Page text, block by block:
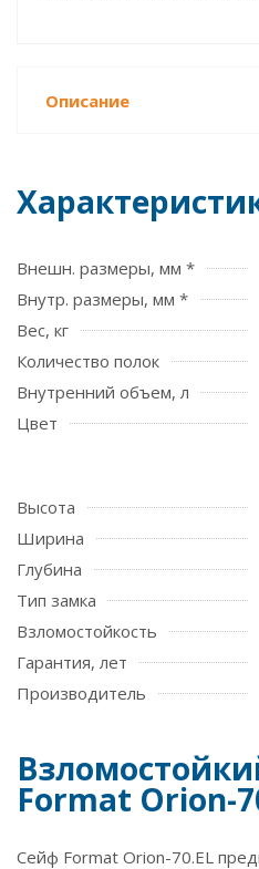
Описание
Внешн. размеры, мм *
Внутр. размеры, мм *
Вес, кг
Количество полок
Внутренний объем, л
Цвет
Высота
Ширина
Глубина
Тип замка
Взломостойкость
Гарантия, лет
Производитель
Format Orion-
Сейф Format Orion-70.EL